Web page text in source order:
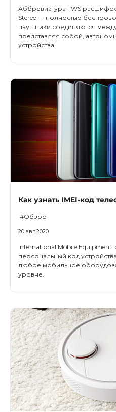
Аббревиатура TWS
Stereo — полностью
наушники соединяются
представляя собой,
устройства.
Как узнать IMEI-код
#Обзор
20 авг 2020
International Mobile Equipment
персональный код
любое мобильное
уровне.